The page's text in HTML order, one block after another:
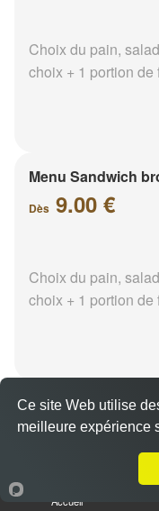
Choix du pain,
choix + 1 portion
Menu Sandwich
Dès 9.00 €
Choix du pain,
choix + 1 portion
Menu Sandwich
paprika
Choix du pain,
Accueil
Ce site Web utilise
meilleure expérience